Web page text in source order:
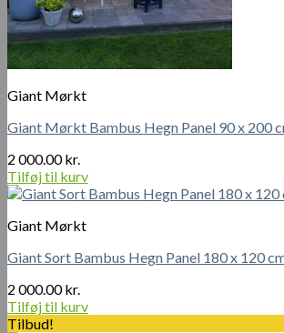
Giant Mørkt
Giant Mørkt Bambus Hegn Panel 90 x 200
2 000.00kr.
Tilføj til kurv
Giant Mørkt
Giant Sort Bambus Hegn Panel 180 x 120
2 000.00kr.
Tilføj til kurv
Tilbud!